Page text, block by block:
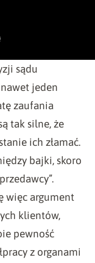
sądu
jeden
zaufania
tak silne, że
ich złamać.
bajki, skoro
więc argument
klientów,
pewność
z organami